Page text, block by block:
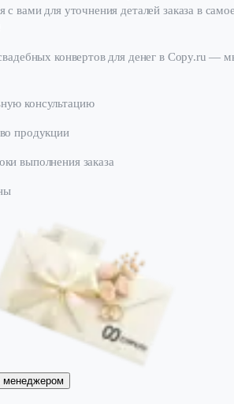
с вами для уточнения деталей заказа в
конвертов для денег в Copy.ru —
консультацию
продукции
выполнения заказа
менеджером